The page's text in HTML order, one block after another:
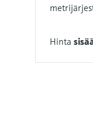
Hinta